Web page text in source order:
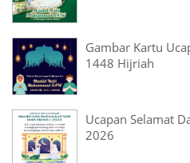
Gambar Kartu
1448 Hijriah
Ucapan Selamat
2026